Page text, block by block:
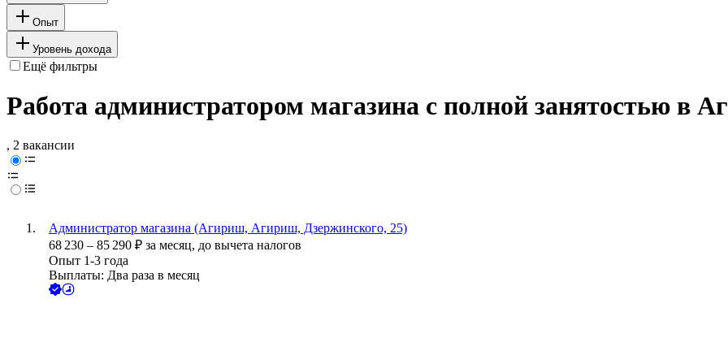
Опыт
Уровень дохода
Ещё фильтры
Работа администратором магазина с полной занятостью в
, 2 вакансии
Администратор магазина (Агириш, Агириш, Дзержинского, 25)
68 230 – 85 290 ₽ за месяц, до вычета налогов
Опыт 1-3 года
Выплаты: Два раза в месяц